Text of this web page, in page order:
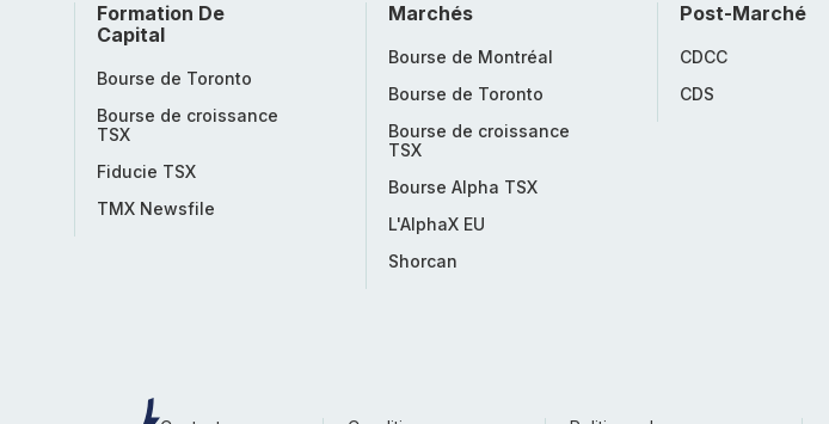
Formation De
Capital
Bourse de Toronto
Bourse de croissance
TSX
Fiducie TSX
TMX Newsfile
Marchés
Bourse de Montréal
Bourse de Toronto
Bourse de croissance
TSX
Bourse Alpha TSX
L'AlphaX EU
Shorcan
Post-Marché
CDCC
CDS